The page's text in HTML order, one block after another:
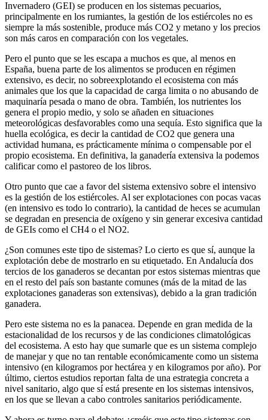
Invernadero (GEI) se producen en los sistemas pecuarios,
principalmente en los rumiantes, la gestión de los estiércoles no es
siempre la más sostenible, produce más CO2 y metano y los precios
son más caros en comparación con los vegetales.
Pero el punto que se les escapa a muchos es que, al menos en
España, buena parte de los alimentos se producen en régimen
extensivo, es decir, no sobreexplotando el ecosistema con más
animales que los que la capacidad de carga limita o no abusando de
maquinaría pesada o mano de obra. También, los nutrientes los
genera el propio medio, y solo se añaden en situaciones
meteorológicas desfavorables como una sequía. Esto significa que la
huella ecológica, es decir la cantidad de CO2 que genera una
actividad humana, es prácticamente mínima o compensable por el
propio ecosistema. En definitiva, la ganadería extensiva la podemos
calificar como el pastoreo de los libros.
Otro punto que cae a favor del sistema extensivo sobre el intensivo
es la gestión de los estiércoles. Al ser explotaciones con pocas vacas
(en intensivo es todo lo contrario), la cantidad de heces se acumulan
se degradan en presencia de oxígeno y sin generar excesiva cantidad
de GEIs como el CH4 o el NO2.
¿Son comunes este tipo de sistemas? Lo cierto es que sí, aunque la
explotación debe de mostrarlo en su etiquetado. En Andalucía dos
tercios de los ganaderos se decantan por estos sistemas mientras que
en el resto del país son bastante comunes (más de la mitad de las
explotaciones ganaderas son extensivas), debido a la gran tradición
ganadera.
Pero este sistema no es la panacea. Depende en gran medida de la
estacionalidad de los recursos y de las condiciones climatológicas
del ecosistema. A esto hay que sumarle que es un sistema complejo
de manejar y que no tan rentable económicamente como un sistema
intensivo (en kilogramos por hectárea y en kilogramos por año). Por
último, ciertos estudios reportan falta de una estrategia concreta a
nivel sanitario, algo que sí está presente en los sistemas intensivos,
en los que se llevan a cabo controles sanitarios periódicamente.